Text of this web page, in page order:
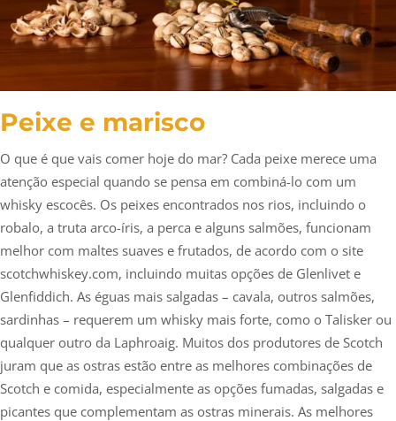
Peixe e marisco
O que é que vais comer hoje do mar? Cada peixe merece uma
atenção especial quando se pensa em combiná-lo com um
whisky escocês. Os peixes encontrados nos rios, incluindo o
robalo, a truta arco-íris, a perca e alguns salmões, funcionam
melhor com maltes suaves e frutados, de acordo com o site
scotchwhiskey.com, incluindo muitas opções de Glenlivet e
Glenfiddich. As éguas mais salgadas – cavala, outros salmões,
sardinhas – requerem um whisky mais forte, como o Talisker ou
qualquer outro da Laphroaig. Muitos dos produtores de Scotch
juram que as ostras estão entre as melhores combinações de
Scotch e comida, especialmente as opções fumadas, salgadas e
picantes que complementam as ostras minerais. As melhores